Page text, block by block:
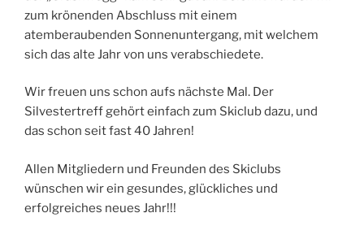
zum krönenden Abschluss mit einem
atemberaubenden Sonnenuntergang, mit welchem
sich das alte Jahr von uns verabschiedete.
Wir freuen uns schon aufs nächste Mal. Der
Silvestertreff gehört einfach zum Skiclub dazu, und
das schon seit fast 40 Jahren!
Allen Mitgliedern und Freunden des Skiclubs
wünschen wir ein gesundes, glückliches und
erfolgreiches neues Jahr!!!